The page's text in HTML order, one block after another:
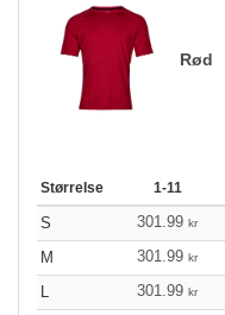
Rød
Størrelse 1-11
S 301.99 kr
M
301.99 kr
L
301.99 kr